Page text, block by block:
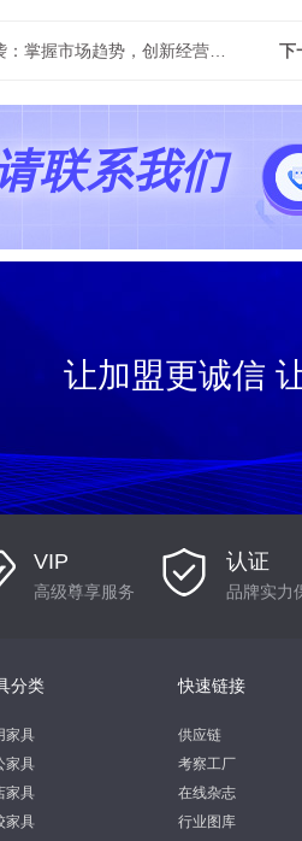
掌握市场趋势，创新经营策略 下
联系我们
让加盟更诚信
VIP
高级尊享服务
认证
品牌实力
分类
家具
家具
家具
家具
快速链接
供应链
考察工厂
在线杂志
行业图库